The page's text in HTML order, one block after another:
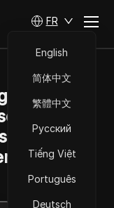
FR
English
简体中文
繁體中文
Русский
Tiếng Việt
Português
Deutsch
ils
IP pour
?